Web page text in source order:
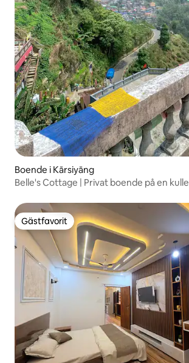
Boende i Kārsiyāng
Belle's Cottage | Privat boende på en kulle
Gästfavorit
Gästfavorit